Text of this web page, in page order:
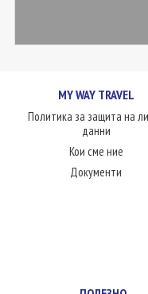
MY WAY TRAVEL
Политика за защита на
данни
Кои сме ние
Документи